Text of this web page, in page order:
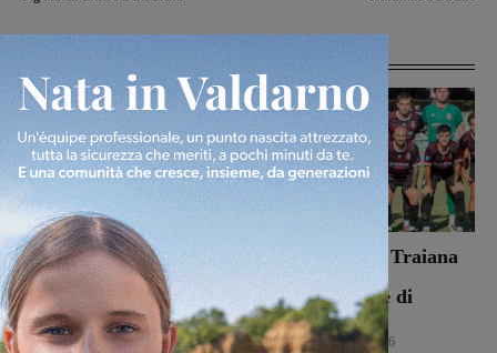
Dal treno all’ospedale, la
vita in “Frammenti”: il
primo libro del
valdarnese Luca Livi
Cultura 9 Agosto 2026
Il Terrranuova Traiana
battuto 3-1
nell’amichevole di
Grosseto
Calcio 8 Agosto 2026